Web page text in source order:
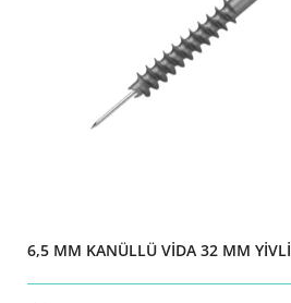
6,5 MM KANÜLLÜ VİDA 32 MM YİVLİ